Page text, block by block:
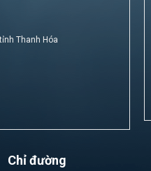
Thanh Hóa
Chỉ đường